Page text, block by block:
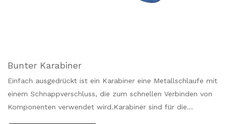
Bunter Karabiner
Einfach ausgedrückt ist ein Karabiner eine Metallschlaufe mit
einem Schnappverschluss, die zum schnellen Verbinden von
Komponenten verwendet wird.Karabiner sind für die